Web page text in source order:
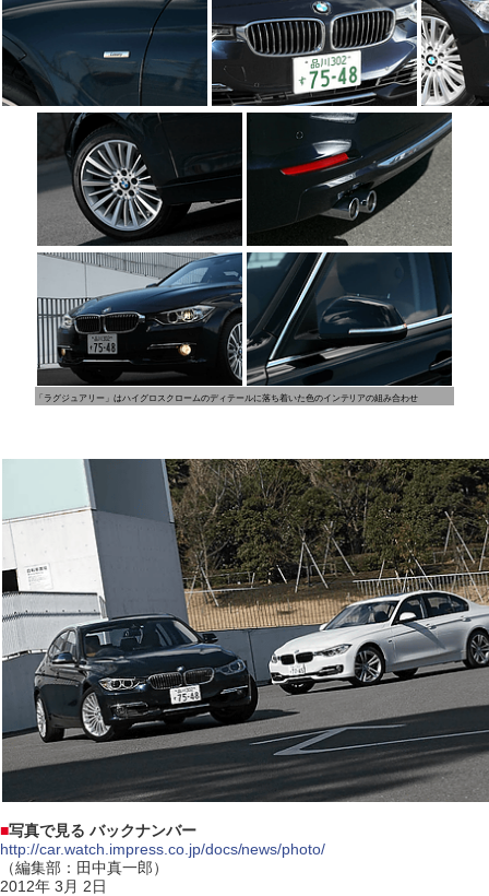
「ラグジュアリー」はハイグロスクロームのディテールに落ち着いた色のインテリアの組み合わせ
■写真で見る バックナンバー
http://car.watch.impress.co.jp/docs/news/photo/
（編集部：田中真一郎）
2012年 3月 2日